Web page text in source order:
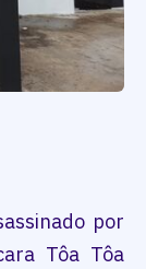
por
Tôa Tôa